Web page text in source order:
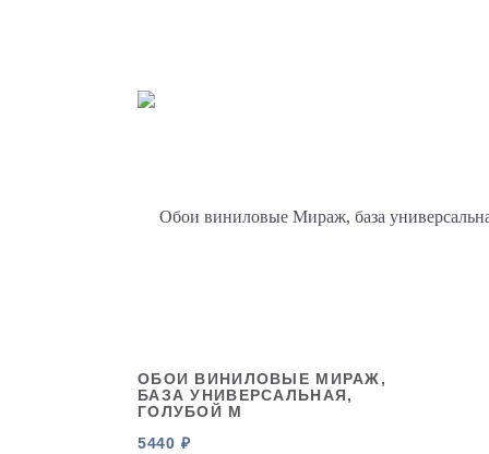
ОБОИ ВИНИЛОВЫЕ МИРАЖ,
БАЗА УНИВЕРСАЛЬНАЯ,
ГОЛУБОЙ М
5440 ₽